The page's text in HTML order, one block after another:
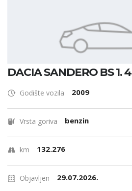
DACIA SANDERO BS 1. 4
Godište vozila 2009
Vrsta goriva benzin
km 132.276
Objavljen 29.07.2026.